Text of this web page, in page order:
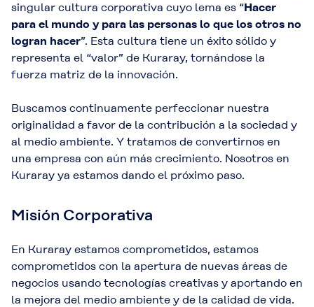
singular cultura corporativa cuyo lema es “Hacer
para el mundo y para las personas lo que los otros no
logran hacer”. Esta cultura tiene un éxito sólido y
representa el “valor” de Kuraray, tornándose la
fuerza matriz de la innovación.
Buscamos continuamente perfeccionar nuestra
originalidad a favor de la contribución a la sociedad y
al medio ambiente. Y tratamos de convertirnos en
una empresa con aún más crecimiento. Nosotros en
Kuraray ya estamos dando el próximo paso.
Misión Corporativa
En Kuraray estamos comprometidos, estamos
comprometidos con la apertura de nuevas áreas de
negocios usando tecnologías creativas y aportando en
la mejora del medio ambiente y de la calidad de vida.